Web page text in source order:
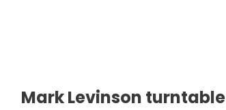
Mark Levinson turntable